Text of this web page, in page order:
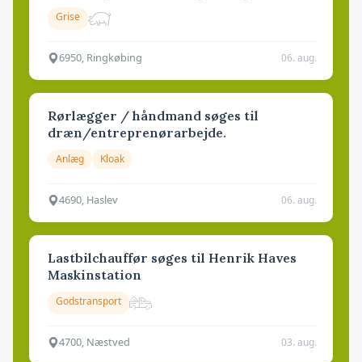
Grise
6950, Ringkøbing 06. aug.
Rørlægger / håndmand søges til
dræn/entreprenørarbejde.
Anlæg Kloak
4690, Haslev 06. aug.
Lastbilchauffør søges til Henrik Haves
Maskinstation
Godstransport
4700, Næstved 03. aug.